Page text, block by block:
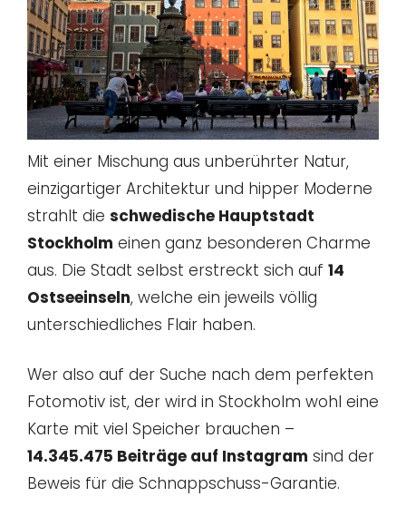
Mit einer Mischung aus unberührter Natur,
einzigartiger Architektur und hipper Moderne
strahlt die schwedische Hauptstadt
Stockholm einen ganz besonderen Charme
aus. Die Stadt selbst erstreckt sich auf 14
Ostseeinseln, welche ein jeweils völlig
unterschiedliches Flair haben.
Wer also auf der Suche nach dem perfekten
Fotomotiv ist, der wird in Stockholm wohl eine
Karte mit viel Speicher brauchen –
14.345.475 Beiträge auf Instagram sind der
Beweis für die Schnappschuss-Garantie.